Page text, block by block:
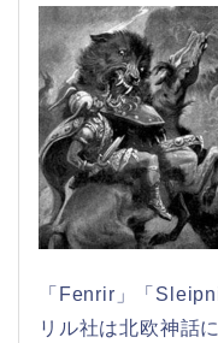
「Fenrir」「
リル社は北欧神話